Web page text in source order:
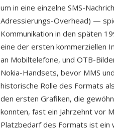
um in eine einzelne SMS-
Adressierungs-Overhead) —
Kommunikation in den späten
eine der ersten kommerziellen
an Mobiltelefone, und OTB-
Nokia-Handsets, bevor MMS
historische Rolle des Formats
den ersten Grafiken, die
konnten, fast ein Jahrzehnt vor
Platzbedarf des Formats ist